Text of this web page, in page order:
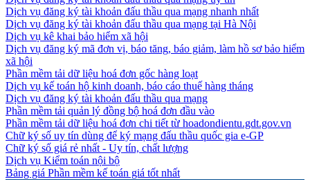
Dịch vụ đăng ký tài khoản đấu thầu qua mạng nhanh nhất
Dịch vụ đăng ký tài khoản đấu thầu qua mạng tại Hà Nội
Dịch vụ kê khai bảo hiểm xã hội
Dịch vụ đăng ký mã đơn vị, báo tăng, báo giảm, làm hồ sơ bảo hiểm
xã hội
Phần mềm tải dữ liệu hoá đơn gốc hàng loạt
Dịch vụ kế toán hộ kinh doanh, báo cáo thuế hàng tháng
Dịch vụ đăng ký tài khoản đấu thầu qua mạng
Phần mềm tải quản lý đồng bộ hoá đơn đầu vào
Phần mềm tải dữ liệu hoá đơn chi tiết từ hoadondientu.gdt.gov.vn
Chữ ký số uy tín dùng để ký mạng đấu thầu quốc gia e-GP
Chữ ký số giá rẻ nhất - Uy tín, chất lượng
Dịch vụ Kiểm toán nội bộ
Bảng giá Phần mềm kế toán giá tốt nhất